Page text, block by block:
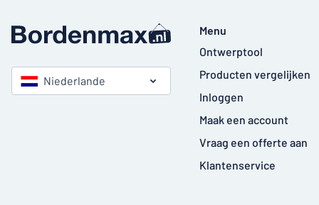
Niederlande
Menu
Ontwerptool
Producten vergelijken
Inloggen
Maak een account
Vraag een offerte aan
Klantenservice